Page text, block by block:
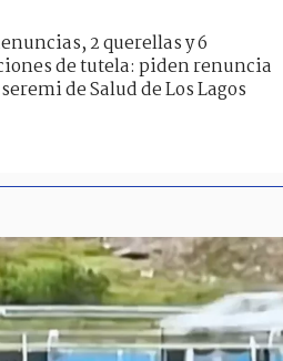
2 querellas y 6
de tutela: piden renuncia
de Salud de Los Lagos